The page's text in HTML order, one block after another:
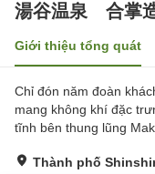
湯谷温泉 合掌
Giới thiệu tổng quát
Chỉ đón năm đoàn
mang không khí đặc
tĩnh bên thung lũng
Thành phố